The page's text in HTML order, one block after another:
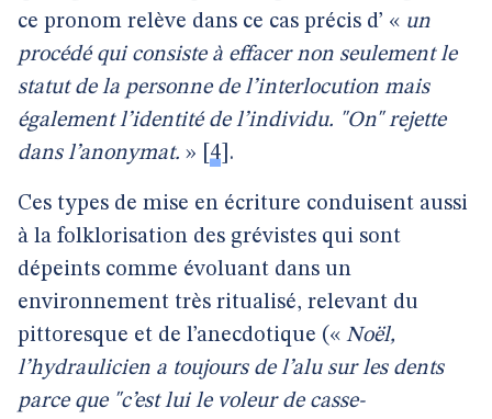
ce pronom relève dans ce cas précis d’ « un
procédé qui consiste à effacer non seulement le
statut de la personne de l’interlocution mais
également l’identité de l’individu. "On" rejette
dans l’anonymat. » 4 .
Ces types de mise en écriture conduisent aussi
à la folklorisation des grévistes qui sont
dépeints comme évoluant dans un
environnement très ritualisé, relevant du
pittoresque et de l’anecdotique (« Noël,
l’hydraulicien a toujours de l’alu sur les dents
parce que "c’est lui le voleur de casse-